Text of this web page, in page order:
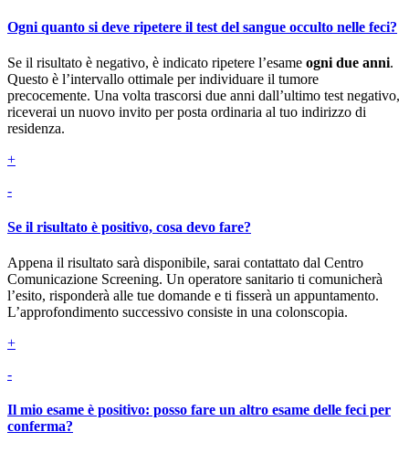
Ogni quanto si deve ripetere il test del sangue occulto nelle feci?
Se il risultato è negativo, è indicato ripetere l’esame ogni due anni.
Questo è l’intervallo ottimale per individuare il tumore
precocemente. Una volta trascorsi due anni dall’ultimo test negativo,
riceverai un nuovo invito per posta ordinaria al tuo indirizzo di
residenza.
+
-
Se il risultato è positivo, cosa devo fare?
Appena il risultato sarà disponibile, sarai contattato dal Centro
Comunicazione Screening. Un operatore sanitario ti comunicherà
l’esito, risponderà alle tue domande e ti fisserà un appuntamento.
L’approfondimento successivo consiste in una colonscopia.
+
-
Il mio esame è positivo: posso fare un altro esame delle feci per
conferma?